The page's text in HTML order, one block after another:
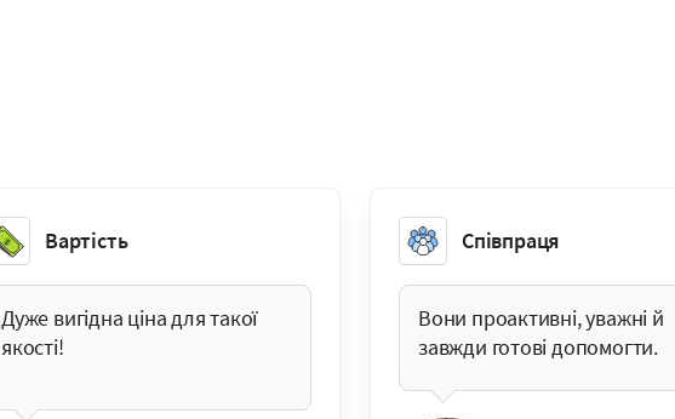
Вартість
Дуже вигідна ціна для такої
якості!
Співпраця
Вони проактивні, уважні й
завжди готові допомогти.